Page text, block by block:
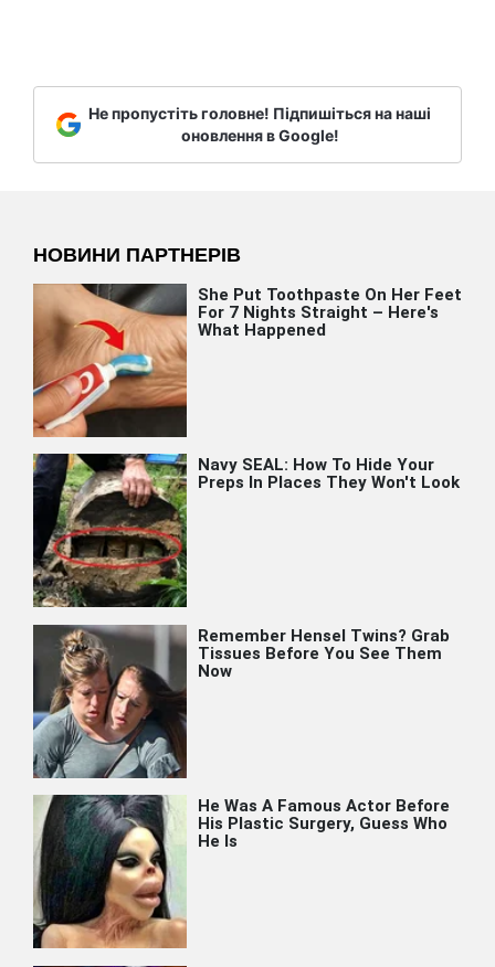
Не пропустіть головне! Підпишіться на наші
оновлення в Google!